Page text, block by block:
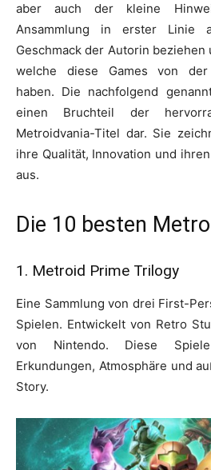
aber auch der kleine
Ansammlung in erster Linie
Geschmack der Autorin beziehen
welche diese Games von der
haben. Die nachfolgend
einen Bruchteil der
Metroidvania-Titel dar. Sie
ihre Qualität, Innovation und
aus.
Die 10 besten
1. Metroid Prime Trilogy
Eine Sammlung von drei First-
Spielen. Entwickelt von Retro
von Nintendo. Diese
Erkundungen, Atmosphäre und
Story.